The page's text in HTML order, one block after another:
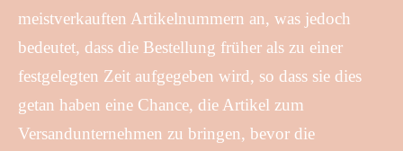
meistverkauften Artikelnummern an, was jedoch
bedeutet, dass die Bestellung früher als zu einer
festgelegten Zeit aufgegeben wird, so dass sie dies
getan haben eine Chance, die Artikel zum
Versandunternehmen zu bringen, bevor die